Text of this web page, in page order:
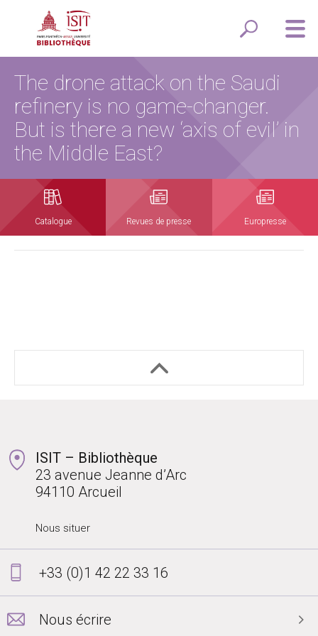
The drone attack on the Saudi
refinery is no game-changer.
But is there a new ‘axis of evil’ in
the Middle East?
Catalogue Revues de presse Europresse
ISIT – Bibliothèque
23 avenue Jeanne d’Arc
94110 Arcueil
Nous situer
+33 (0)1 42 22 33 16
Nous écrire